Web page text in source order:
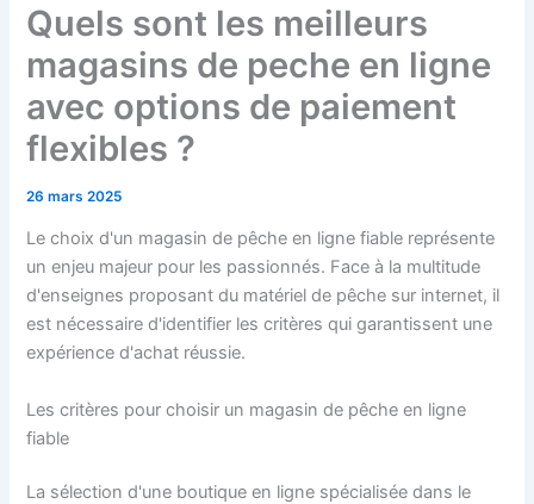
Quels sont les meilleurs
magasins de peche en ligne
avec options de paiement
flexibles ?
26 mars 2025
Le choix d'un magasin de pêche en ligne fiable représente
un enjeu majeur pour les passionnés. Face à la multitude
d'enseignes proposant du matériel de pêche sur internet, il
est nécessaire d'identifier les critères qui garantissent une
expérience d'achat réussie.
Les critères pour choisir un magasin de pêche en ligne
fiable
La sélection d'une boutique en ligne spécialisée dans le